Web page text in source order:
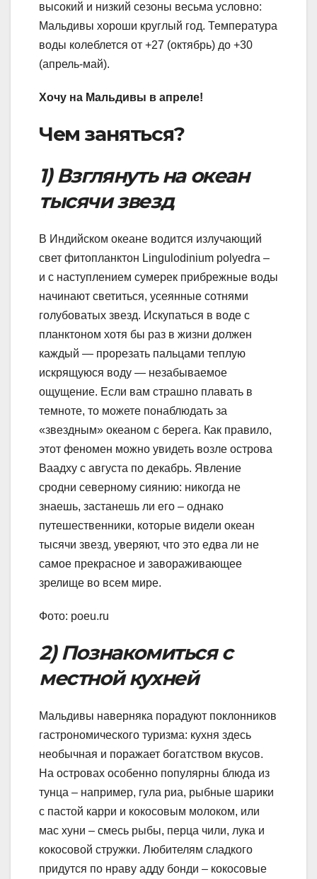
высокий и низкий сезоны весьма условно:
Мальдивы хороши круглый год. Температура
воды колеблется от +27 (октябрь) до +30
(апрель-май).
Хочу на Мальдивы в апреле!
Чем заняться?
1) Взглянуть на океан
тысячи звезд
В Индийском океане водится излучающий
свет фитопланктон Lingulodinium polyedra –
и с наступлением сумерек прибрежные воды
начинают светиться, усеянные сотнями
голубоватых звезд. Искупаться в воде с
планктоном хотя бы раз в жизни должен
каждый — прорезать пальцами теплую
искрящуюся воду — незабываемое
ощущение. Если вам страшно плавать в
темноте, то можете понаблюдать за
«звездным» океаном с берега. Как правило,
этот феномен можно увидеть возле острова
Ваадху с августа по декабрь. Явление
сродни северному сиянию: никогда не
знаешь, застанешь ли его – однако
путешественники, которые видели океан
тысячи звезд, уверяют, что это едва ли не
самое прекрасное и завораживающее
зрелище во всем мире.
Фото: poeu.ru
2) Познакомиться с
местной кухней
Мальдивы наверняка порадуют поклонников
гастрономического туризма: кухня здесь
необычная и поражает богатством вкусов.
На островах особенно популярны блюда из
тунца – например, гула риа, рыбные шарики
с пастой карри и кокосовым молоком, или
мас хуни – смесь рыбы, перца чили, лука и
кокосовой стружки. Любителям сладкого
придутся по нраву адду бонди – кокосовые